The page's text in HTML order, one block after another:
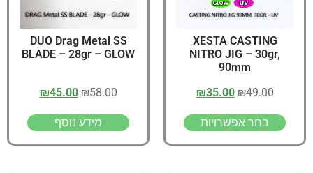
XESTA CASTING
NITRO JIG – 30gr,
90mm
₪49.00
₪35.00
בחר אפשרויות
DUO Drag Metal SS
BLADE – 28gr – GLOW
₪58.00
₪45.00
מידע נוסף